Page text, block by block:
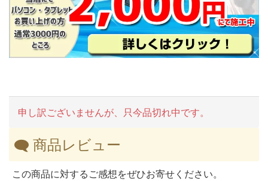
申し訳ございませんが、只今品切れ中です。
商品レビュー
この商品に対するご感想をぜひお寄せください。